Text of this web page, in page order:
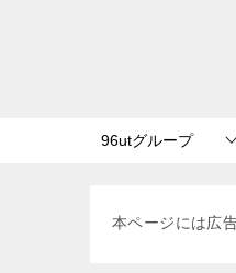
96utグループ
本ページには広